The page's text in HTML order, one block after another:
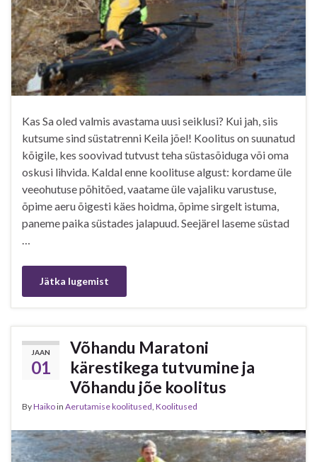
Kas Sa oled valmis avastama uusi seiklusi? Kui jah, siis
kutsume sind süstatrenni Keila jõel! Koolitus on suunatud
kõigile, kes soovivad tutvust teha süstasõiduga või oma
oskusi lihvida. Kaldal enne koolituse algust: kordame üle
veeohutuse põhitõed, vaatame üle vajaliku varustuse,
õpime aeru õigesti käes hoidma, õpime sirgelt istuma,
paneme paika süstades jalapuud. Seejärel laseme süstad
…
Jätka lugemist
JAAN
01
Võhandu Maratoni
kärestikega tutvumine ja
Võhandu jõe koolitus
ByHaikoin Aerutamise koolitused, Koolitused